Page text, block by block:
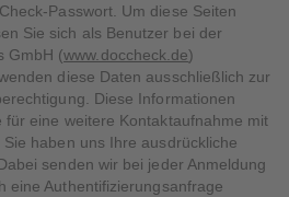
Passwort. Um diese Seiten
Sie sich als Benutzer bei der
GmbH (www.doccheck.de)
diese Daten ausschließlich zur
Diese Informationen
eine weitere Kontaktaufnahme mit
haben uns Ihre ausdrückliche
senden wir bei jeder Anmeldung
eine Authentifizierungsanfrage